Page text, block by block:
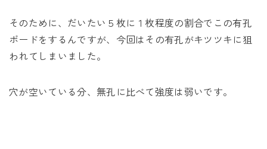
そのために、だいたい５枚に１枚程度の割合でこの有孔
ボードをするんですが、今回はその有孔がキツツキに狙
われてしまいました。
穴が空いている分、無孔に比べて強度は弱いです。